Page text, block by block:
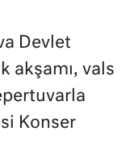
Devlet
akşamı, vals
Konser